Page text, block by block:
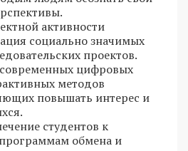
активности
социально значимых
проектов.
цифровых
методов
повышать интерес и
студентов к
обмена и